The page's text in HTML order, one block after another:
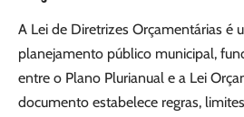
A Lei de Diretrizes Orçamentárias é
planejamento público municipal,
entre o Plano Plurianual e a Lei
documento estabelece regras,